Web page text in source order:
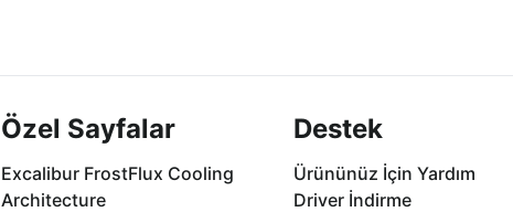
Özel Sayfalar
Excalibur FrostFlux Cooling
Architecture
Destek
Ürününüz İçin Yardım
Driver İndirme